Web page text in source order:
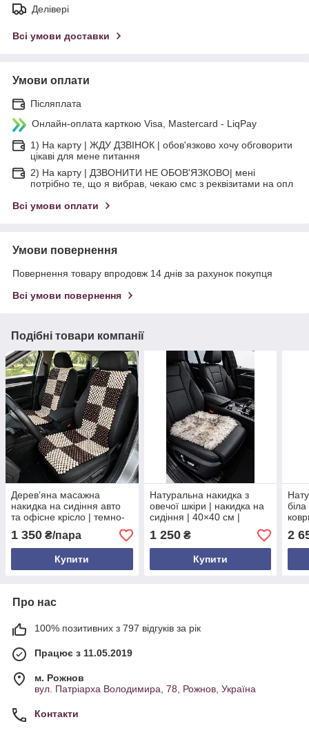
Делівері
Всі умови доставки
Умови оплати
Післяплата
Онлайн-оплата карткою Visa, Mastercard - LiqPay
1) На карту | ЖДУ ДЗВІНОК | обов'язково хочу обговорити
цікаві для мене питання
2) На карту | ДЗВОНИТИ НЕ ОБОВ'ЯЗКОВО| мені
потрібно те, що я вибрав, чекаю смс з реквізитами на опл
Всі умови оплати
Умови повернення
Повернення товару впродовж 14 днів за рахунок покупця
Всі умови повернення
Подібні товари компанії
Дерев’яна масажна
накидка на сидіння авто
та офісне крісло | темно-
коричневі та білі квадрати
| 130×48/37 см
1 350 ₴/пара
Купити
Натуральна накидка з
овечої шкіри | накидка на
сидіння | 40×40 см |
натуральна шкіра |
коричневі підкрашені
кінчики
1 250₴
Купити
2
Про нас
100% позитивних з 797 відгуків за рік
Працює з 11.05.2019
м. Рожнов
вул. Патріарха Володимира, 78, Рожнов, Україна
Контакти